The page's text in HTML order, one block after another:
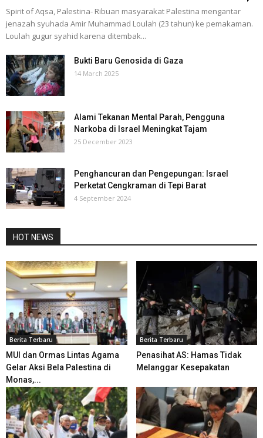
Spirit of Aqsa, Palestina- Ribuan masyarakat Palestina mengantar
jenazah syuhada Amir Muhammad Loulah (23 tahun) ke pemakaman.
Loulah gugur syahid karena ditembak...
Bukti Baru Genosida di Gaza
14 March 2025
Alami Tekanan Mental Parah, Pengguna
Narkoba di Israel Meningkat Tajam
25 December 2023
Penghancuran dan Pengepungan: Israel
Perketat Cengkraman di Tepi Barat
4 September 2024
HOT NEWS
Berita Terbaru
MUI dan Ormas Lintas Agama
Gelar Aksi Bela Palestina di
Monas,...
Berita Terbaru
Penasihat AS: Hamas Tidak
Melanggar Kesepakatan